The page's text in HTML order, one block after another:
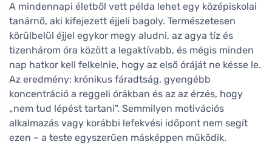
A mindennapi életből vett példa lehet egy középiskolai
tanárnő, aki kifejezett éjjeli bagoly. Természetesen
körülbelül éjjel egykor megy aludni, az agya tíz és
tizenhárom óra között a legaktívabb, és mégis minden
nap hatkor kell felkelnie, hogy az első óráját ne késse le.
Az eredmény: krónikus fáradtság, gyengébb
koncentráció a reggeli órákban és az az érzés, hogy
„nem tud lépést tartani". Semmilyen motivációs
alkalmazás vagy korábbi lefekvési időpont nem segít
ezen – a teste egyszerűen másképpen működik.